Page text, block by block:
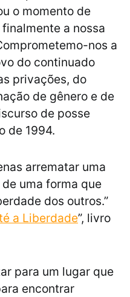
o momento de
a nossa
nos a
do continuado
privações, do
de gênero e de
de posse
de 1994.
arrematar uma
uma forma que
dos outros.”
a Liberdade”, livro
para um lugar que
encontrar